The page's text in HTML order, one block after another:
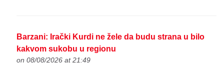
Barzani: Irački Kurdi ne žele da budu strana u bilo
kakvom sukobu u regionu
on 08/08/2026 at 21:49